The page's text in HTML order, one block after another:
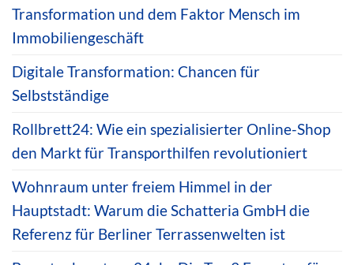
Transformation und dem Faktor Mensch im
Immobiliengeschäft
Digitale Transformation: Chancen für
Selbstständige
Rollbrett24: Wie ein spezialisierter Online-Shop
den Markt für Transporthilfen revolutioniert
Wohnraum unter freiem Himmel in der
Hauptstadt: Warum die Schatteria GmbH die
Referenz für Berliner Terrassenwelten ist